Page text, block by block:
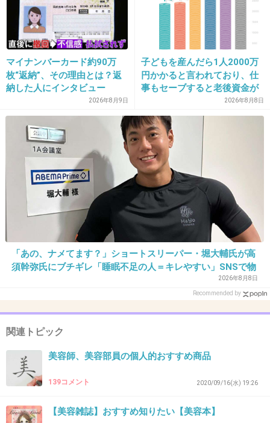
っと贅沢する時はいいオイルをそのまま使う。立ち仕事だ
けど、足のむくみが解消されています。
+9 -1
30. 匿名2022/09/11(日) 23:15:18
Diorのゴマージュを使って香りに癒されたり、
SABONのデッドシーマスクで泥パック、ヘアマ
スク使って湯船にはバスソルト入れて芯まで温
まるようにしてる
+13
31. 匿名2022/09/11(日) 23:15:21
クナイプのバスソルト
32. 匿名 2022/09/11(日) 23:16:27
oh babyっていうスクラブ入の角質落とすや
たまにやると肌ツルツルになる。
マイナンバーカード約90万
枚“返納”、その理由とは？返
納した人にインタビュー
2026年8月9日
子どもを産んだら1人2000万
円かかると言われており、仕
事もセーブすると老後資金が
貯められない…一方、子育て
していない人は潤沢な資金で
悠々老後だと歪んでいるので
は？→様々な意見
2026年8月8日
「あの、ナメてます？」ショートスリーパー・堀大輔氏が高
須幹弥氏にブチギレ「睡眠不足の人＝キレやすい」SNSで物
2026年8月8日
Recommended by
関連トピック
美容師、美容部員の個人的おすすめ商品
139コメント 2020/09/16(水) 19:26
【美容雑誌】おすすめ知りたい【美容本】